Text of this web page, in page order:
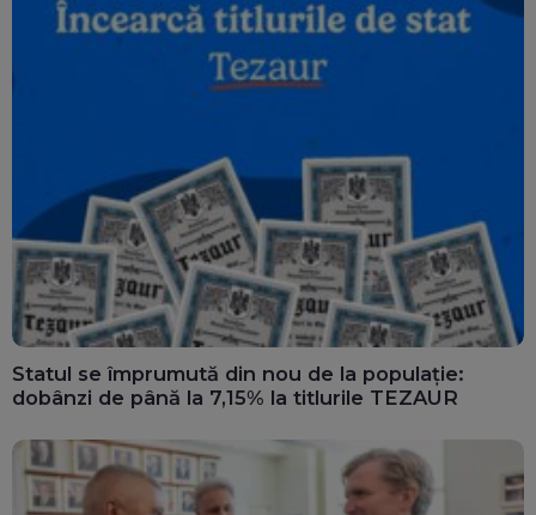
Statul se împrumută din nou de la populație:
dobânzi de până la 7,15% la titlurile TEZAUR